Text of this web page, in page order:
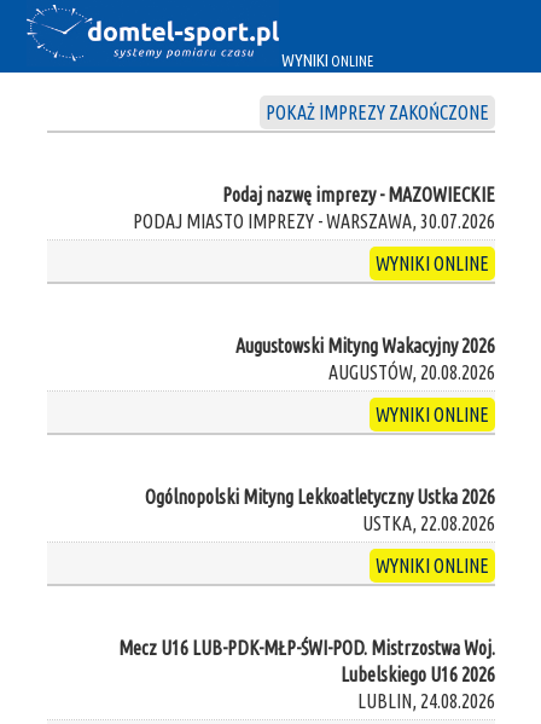
WYNIKI ONLINE
POKAŻ IMPREZY ZAKOŃCZONE
Podaj nazwę imprezy - MAZOWIECKIE
PODAJ MIASTO IMPREZY - WARSZAWA, 30.07.2026
WYNIKI ONLINE
Augustowski Mityng Wakacyjny 2026
AUGUSTÓW, 20.08.2026
WYNIKI ONLINE
Ogólnopolski Mityng Lekkoatletyczny Ustka 2026
USTKA, 22.08.2026
WYNIKI ONLINE
Mecz U16 LUB-PDK-MŁP-ŚWI-POD. Mistrzostwa Woj.
Lubelskiego U16 2026
LUBLIN, 24.08.2026